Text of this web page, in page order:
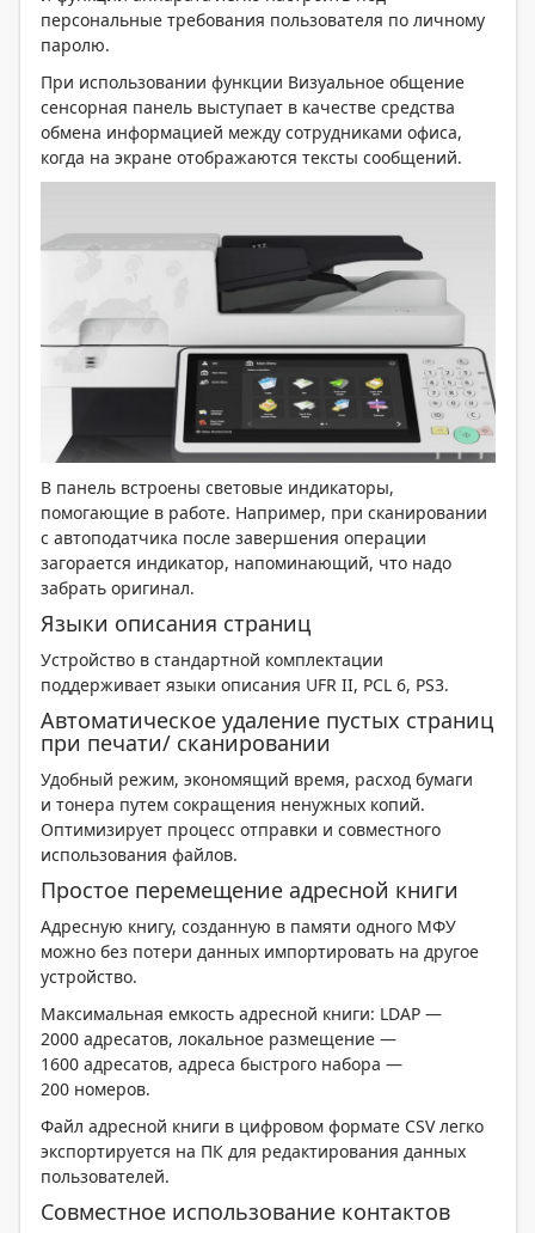
персональные требования пользователя по личному
паролю.
При использовании функции Визуальное общение
сенсорная панель выступает в качестве средства
обмена информацией между сотрудниками офиса,
когда на экране отображаются тексты сообщений.
В панель встроены световые индикаторы,
помогающие в работе. Например, при сканировании
с автоподатчика после завершения операции
загорается индикатор, напоминающий, что надо
забрать оригинал.
Языки описания страниц
Устройство в стандартной комплектации
поддерживает языки описания UFR II, PCL 6, PS3.
Автоматическое удаление пустых страниц
при печати/ сканировании
Удобный режим, экономящий время, расход бумаги
и тонера путем сокращения ненужных копий.
Оптимизирует процесс отправки и совместного
использования файлов.
Простое перемещение адресной книги
Адресную книгу, созданную в памяти одного МФУ
можно без потери данных импортировать на другое
устройство.
Максимальная емкость адресной книги: LDAP —
2000 адресатов, локальное размещение —
1600 адресатов, адреса быстрого набора —
200 номеров.
Файл адресной книги в цифровом формате CSV легко
экспортируется на ПК для редактирования данных
пользователей.
Совместное использование контактов